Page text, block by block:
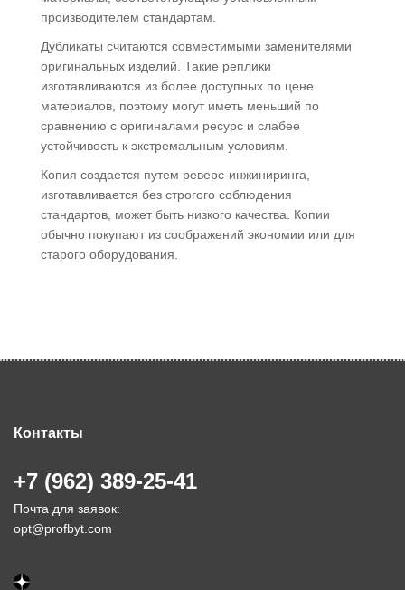
производителем стандартам.
Дубликаты считаются совместимыми заменителями
оригинальных изделий. Такие реплики
изготавливаются из более доступных по цене
материалов, поэтому могут иметь меньший по
сравнению с оригиналами ресурс и слабее
устойчивость к экстремальным условиям.
Копия создается путем реверс-инжиниринга,
изготавливается без строгого соблюдения
стандартов, может быть низкого качества. Копии
обычно покупают из соображений экономии или для
старого оборудования.
Контакты
+7 (962) 389-25-41
Почта для заявок:
opt@profbyt.com